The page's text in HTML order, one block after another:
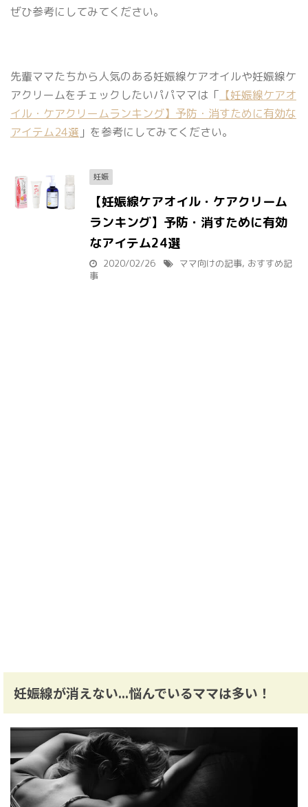
ぜひ参考にしてみてください。
先輩ママたちから人気のある妊娠線ケアオイルや妊娠線ケ
アクリームをチェックしたいパパママは「 【妊娠線ケアオ
イル・ケアクリームランキング】予防・消すために有効な
アイテム24選 」を参考にしてみてください。
妊娠
【妊娠線ケアオイル・ケアクリーム
ランキング】予防・消すために有効
なアイテム24選
2020/02/26 ママ向けの記事, おすすめ記
事
妊娠線が消えない...悩んでいるママは多い！